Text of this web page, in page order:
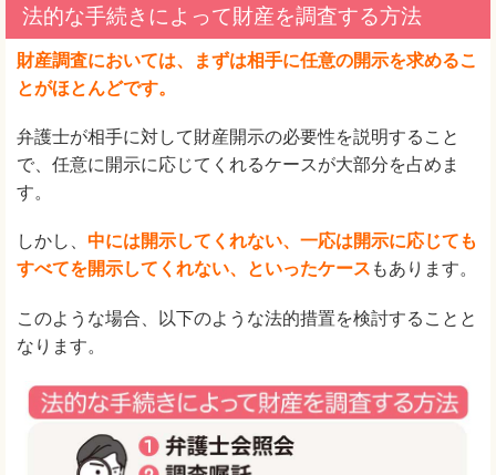
法的な手続きによって財産を調査する方法
財産調査においては、まずは相手に任意の開示を求めるこ
とがほとんどです。
弁護士が相手に対して財産開示の必要性を説明すること
で、任意に開示に応じてくれるケースが大部分を占めま
す。
しかし、 中には開示してくれない、一応は開示に応じても
すべてを開示してくれない、といったケース もあります。
このような場合、以下のような法的措置を検討することと
なります。